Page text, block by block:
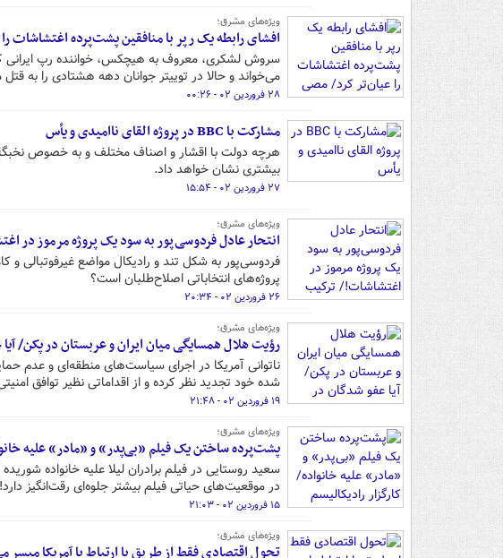
ویژه‌های مشرق؛
افشای رابطه یک رپر با منافقین پشت‌پرده اغتشاشات
سروش لشکری، معروف به هیچکس، خواننده رپ ایرانی
می‌خواند و حالا در توییتر جوانان دهه هشتادی را به
۲۸ فروردین ۰۲ - ۰۰:۲۶
مشارکت با BBC در پروژه القای ناامیدی و یأس
هرچه دولت با اقشار و اصناف مختلف و به خصوص
بیشتری نشان خواهد داد.
۲۷ فروردین ۰۲ - ۱۵:۵۴
ویژه‌های مشرق؛
انتحار عادل فردوسی‌پور به سود یک پروژه مرموز
فردوسی‌پور به شکل تند و رادیکال مواضع غیرفوتبالی
پروژه‌های انتخاباتی اصلاح‌طلبان است؟
۲۶ فروردین ۰۲ - ۲۰:۳۴
ویژه‌های مشرق؛
رؤیت هلال همسایگی میان ایران و عربستان در پکن/
ناتوانی آمریکا در اجرای سیاست‌های منطقه‌ای و
شده خود تجدید نظر کرده و از اقداماتی نظیر توافق
۱۹ فروردین ۰۲ - ۲۱:۴۸
ویژه‌های مشرق؛
پشت‌پرده ساختن یک فیلم «بی‌پدر» و «مادر» علیه
سعید روستایی در فیلم برادران لیلا علیه خانواده
در موقعیت‌های حیاتی فیلم بیشتر جلوه‌ای رقت‌انگیز دارد!
۱۵ فروردین ۰۲ - ۲۱:۰۳
ویژه‌های مشرق؛
تحول اقتصادی فقط از طریق با ارتباط با آمریکا